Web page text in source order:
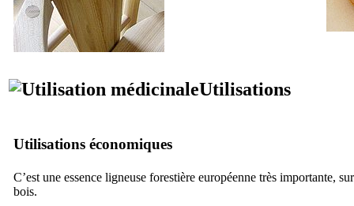
Utilisations
Utilisations économiques
C’est une essence ligneuse forestière européenne très importante,
bois.